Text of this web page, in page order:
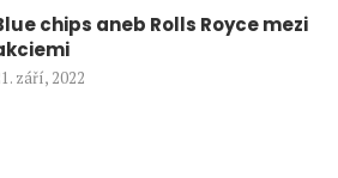
chips aneb Rolls Royce mezi
září, 2022